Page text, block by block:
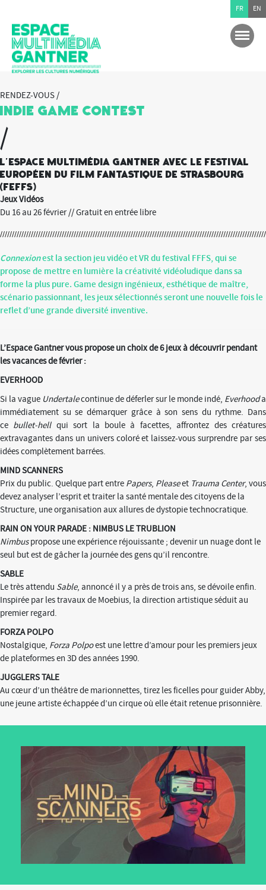
RENDEZ-VOUS /
Indie Game Contest
/
L'Espace multimédia Gantner avec le Festival
Européen du Film Fantastique de Strasbourg
(FEFFS)
Jeux Vidéos
Du 16 au 26 février // Gratuit en entrée libre
Connexionest la section jeu vidéo et VR du festival FFFS, qui se
propose de mettre en lumière la créativité vidéoludique dans sa
forme la plus pure. Game design ingénieux, esthétique de maître,
scénario passionnant, les jeux sélectionnés seront une nouvelle fois le
reflet d’une grande diversité inventive.
L’Espace Gantner vous propose un choix de 6 jeux à découvrir pendant
les vacances de février :
EVERHOOD
Si la vague Undertalecontinue de déferler sur le monde indé, Everhooda
immédiatement su se démarquer grâce à son sens du rythme. Dans
ce bullet-hell qui sort la boule à facettes, affrontez des créatures
extravagantes dans un univers coloré et laissez-vous surprendre par ses
idées complètement barrées.
MIND SCANNERS
Prix du public. Quelque part entre Papers, Pleaseet Trauma Center, vous
devez analyser l’esprit et traiter la santé mentale des citoyens de la
Structure, une organisation aux allures de dystopie technocratique.
RAIN ON YOUR PARADE : NIMBUS LE TRUBLION
Nimbuspropose une expérience réjouissante ; devenir un nuage dont le
seul but est de gâcher la journée des gens qu’il rencontre.
SABLE
Le très attendu Sable, annoncé il y a près de trois ans, se dévoile enfin.
Inspirée par les travaux de Moebius, la direction artistique séduit au
premier regard.
FORZA POLPO
Nostalgique, Forza Polpoest une lettre d’amour pour les premiers jeux
de plateformes en 3D des années 1990.
JUGGLERS TALE
Au cœur d’un théâtre de marionnettes, tirez les ficelles pour guider Abby,
une jeune artiste échappée d’un cirque où elle était retenue prisonnière.
FR EN